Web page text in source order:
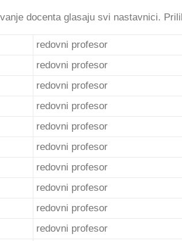
docenta glasaju svi nastavnici.
redovni profesor
redovni profesor
redovni profesor
redovni profesor
redovni profesor
redovni profesor
redovni profesor
redovni profesor
redovni profesor
redovni profesor